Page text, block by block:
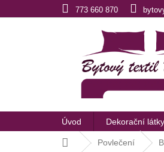
na
773 660 870
Úvod Dekorační látky
Domů Povlečení